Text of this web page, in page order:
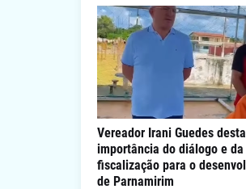
Vereador Irani Guedes
importância do diálogo e da
fiscalização para o
de Parnamirim